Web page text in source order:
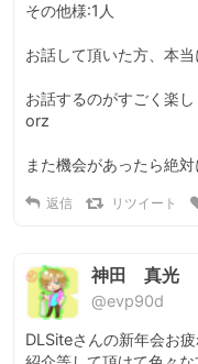
その他様:1人
お話して頂いた方、本
お話するのがすごく楽
orz
また機会があったら絶
返信 リツイート
神田 真光
@evp90d
DLSiteさんの新年会お疲